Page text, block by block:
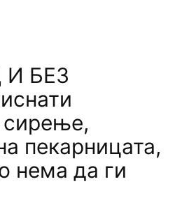
И БЕЗ
сирење,
пекарницата,
нема да ги